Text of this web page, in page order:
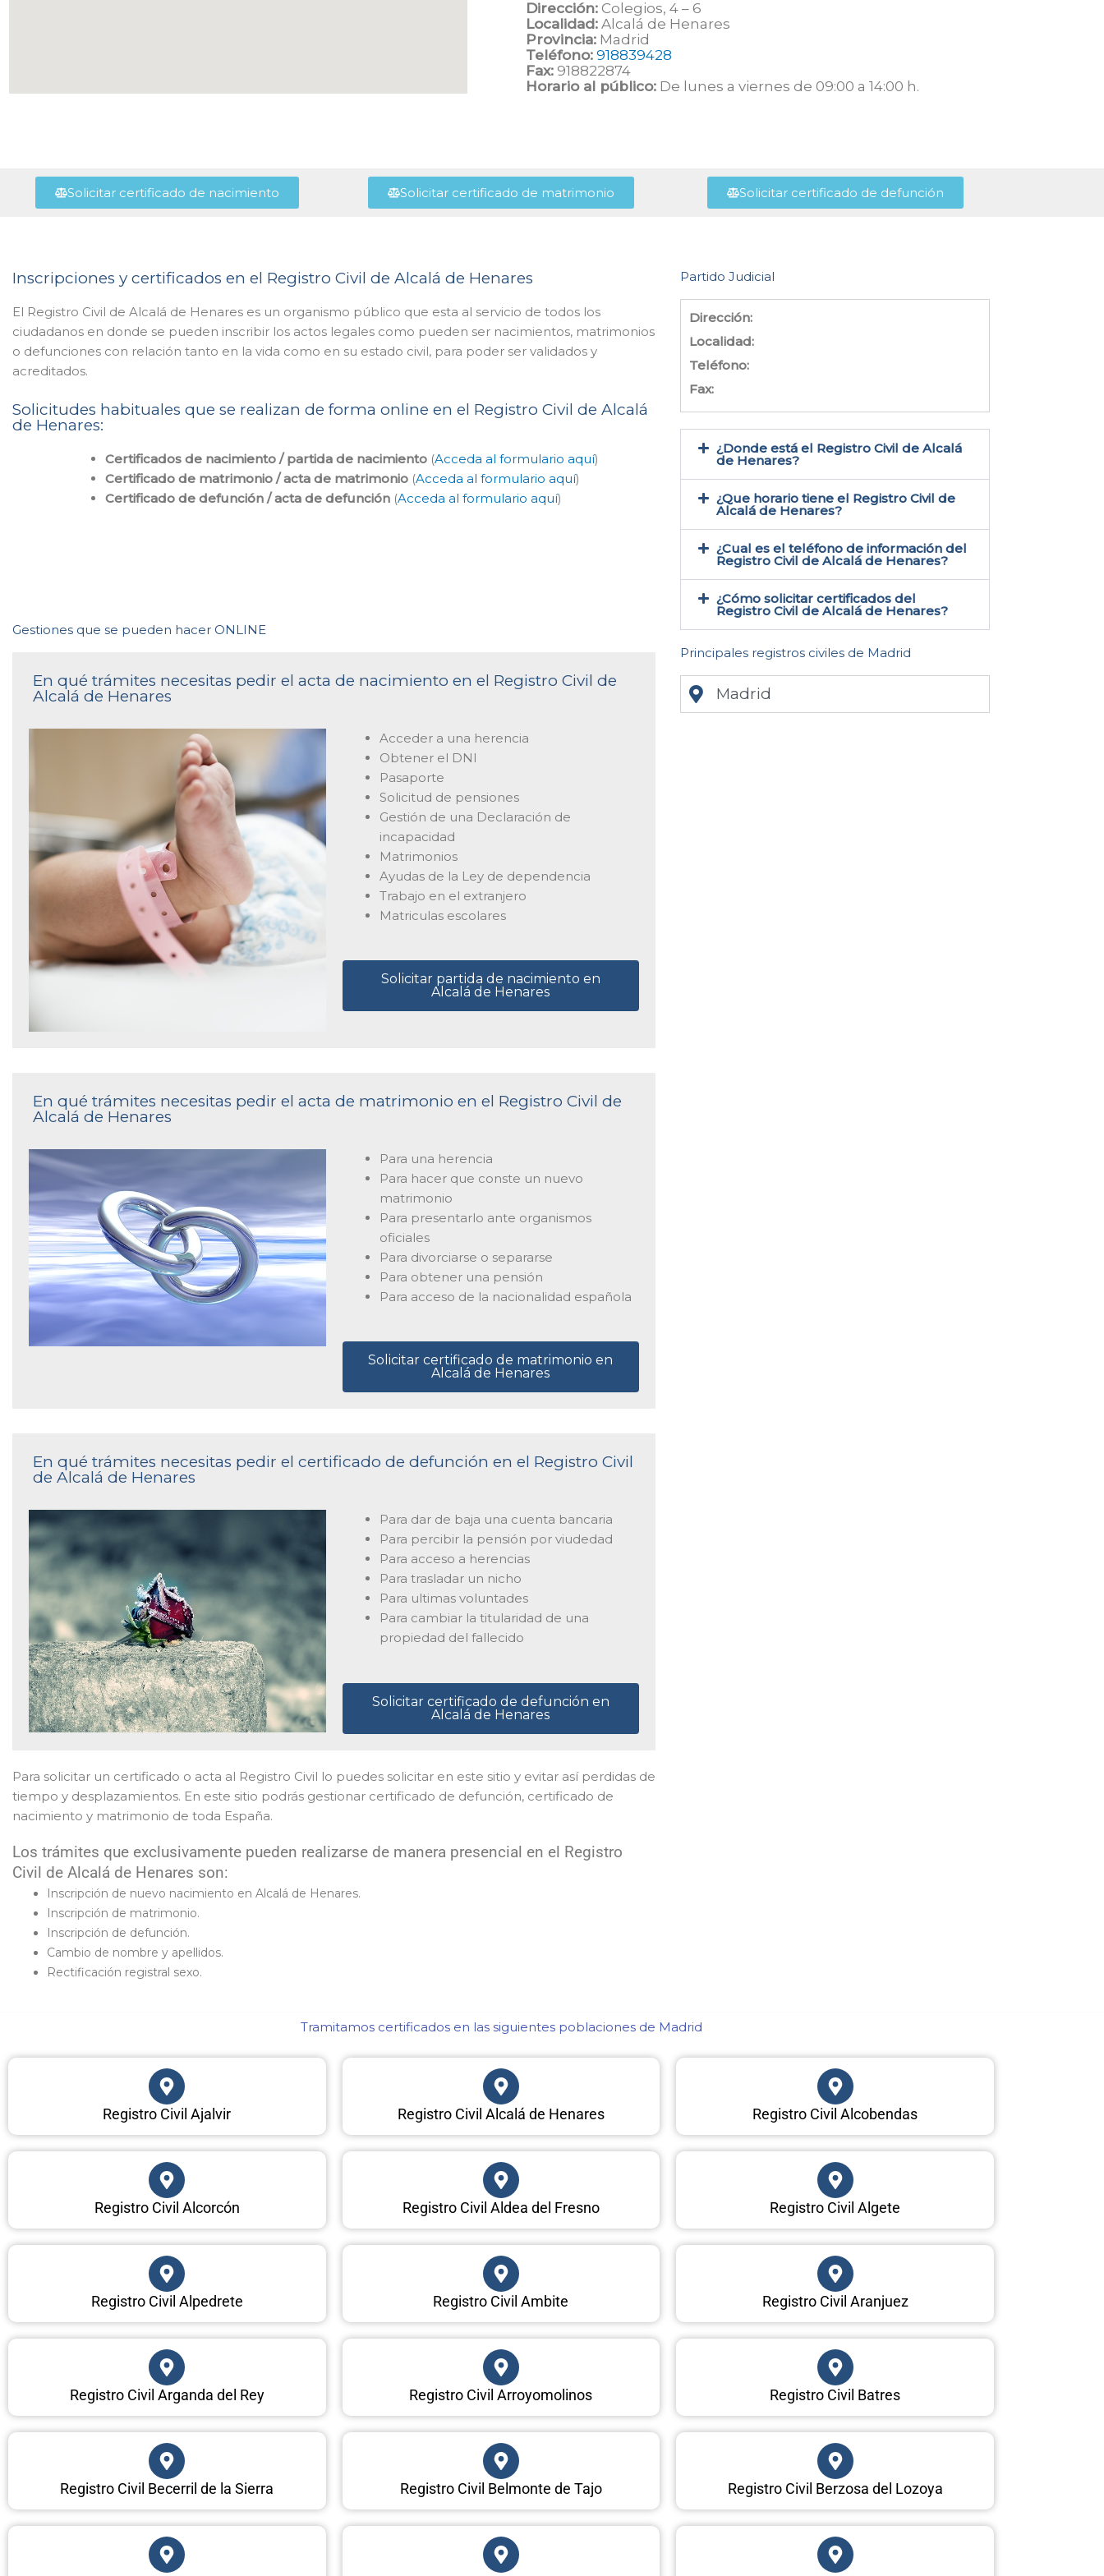
Dirección: Colegios, 4 – 6
Localidad: Alcalá de Henares
Provincia: Madrid
Teléfono: 918839428
Fax: 918822874
Horario al público: De lunes a viernes de 09:00 a 14:00 h.
Solicitar certificado de nacimiento Solicitar certificado de matrimonio Solicitar certificado de defunción
Inscripciones y certificados en el Registro Civil de Alcalá de Henares
El Registro Civil de Alcalá de Henares es un organismo público que esta al servicio de todos los
ciudadanos en donde se pueden inscribir los actos legales como pueden ser nacimientos, matrimonios
o defunciones con relación tanto en la vida como en su estado civil, para poder ser validados y
acreditados.
Solicitudes habituales que se realizan de forma online en el Registro Civil de Alcalá
de Henares:
Certificados de nacimiento / partida de nacimiento(Acceda al formulario aquí)
Certificado de matrimonio / acta de matrimonio(Acceda al formulario aquí)
Certificado de defunción / acta de defunción(Acceda al formulario aquí)
Gestiones que se pueden hacer ONLINE
En qué trámites necesitas pedir el acta de nacimiento en el Registro Civil de
Alcalá de Henares
Acceder a una herencia
Obtener el DNI
Pasaporte
Solicitud de pensiones
Gestión de una Declaración de
incapacidad
Matrimonios
Ayudas de la Ley de dependencia
Trabajo en el extranjero
Matriculas escolares
Solicitar partida de nacimiento en
Alcalá de Henares
En qué trámites necesitas pedir el acta de matrimonio en el Registro Civil de
Alcalá de Henares
Para una herencia
Para hacer que conste un nuevo
matrimonio
Para presentarlo ante organismos
oficiales
Para divorciarse o separarse
Para obtener una pensión
Para acceso de la nacionalidad española
Solicitar certificado de matrimonio en
Alcalá de Henares
En qué trámites necesitas pedir el certificado de defunción en el Registro Civil
de Alcalá de Henares
Para dar de baja una cuenta bancaria
Para percibir la pensión por viudedad
Para acceso a herencias
Para trasladar un nicho
Para ultimas voluntades
Para cambiar la titularidad de una
propiedad del fallecido
Solicitar certificado de defunción en
Alcalá de Henares
Para solicitar un certificado o acta al Registro Civil lo puedes solicitar en este sitio y evitar así perdidas de
tiempo y desplazamientos. En este sitio podrás gestionar certificado de defunción, certificado de
nacimiento y matrimonio de toda España.
Los trámites que exclusivamente pueden realizarse de manera presencial en el Registro
Civil de Alcalá de Henares son:
Inscripción de nuevo nacimiento en Alcalá de Henares.
Inscripción de matrimonio.
Inscripción de defunción.
Cambio de nombre y apellidos.
Rectificación registral sexo.
Partido Judicial
Dirección:
Localidad:
Teléfono:
Fax:
¿Donde está el Registro Civil de Alcalá
de Henares​?
¿Que horario tiene el Registro Civil de
Alcalá de Henares?
¿Cual es el teléfono de información del
Registro Civil de Alcalá de Henares​?
¿Cómo solicitar certificados del
Registro Civil de Alcalá de Henares​?
Principales registros civiles de Madrid
Madrid
Tramitamos certificados en las siguientes poblaciones de Madrid​
Registro Civil Ajalvir Registro Civil Alcalá de Henares Registro Civil Alcobendas
Registro Civil Alcorcón Registro Civil Aldea del Fresno Registro Civil Algete
Registro Civil Alpedrete Registro Civil Ambite Registro Civil Aranjuez
Registro Civil Arganda del Rey Registro Civil Arroyomolinos Registro Civil Batres
Registro Civil Becerril de la Sierra Registro Civil Belmonte de Tajo Registro Civil Berzosa del Lozoya